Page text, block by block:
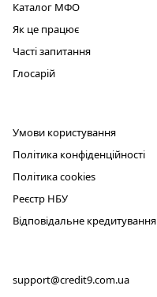
Каталог МФО
Як це працює
Часті запитання
Глосарій
Умови користування
Політика конфіденційності
Політика cookies
Реєстр НБУ
Відповідальне кредитування
support@credit9.com.ua